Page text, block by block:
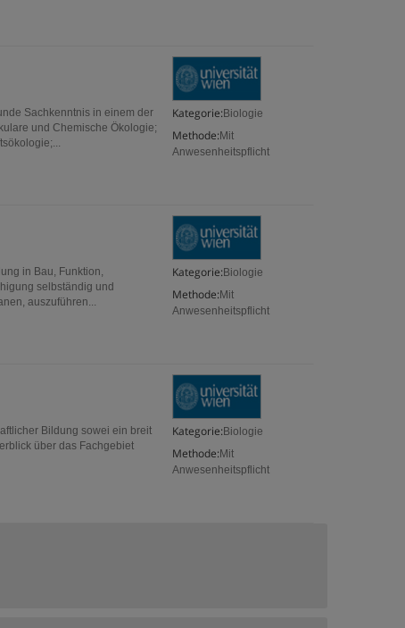
Kategorie: Biologie
Methode: Mit
Anwesenheitspflicht
Sachkenntnis in einem der
und Chemische Ökologie;
Kategorie: Biologie
Methode: Mit
Anwesenheitspflicht
in Bau, Funktion,
selbständig und
auszuführen...
Kategorie: Biologie
Methode: Mit
Anwesenheitspflicht
Bildung sowei ein breit
über das Fachgebiet